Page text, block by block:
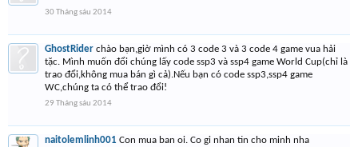
30 Tháng sáu 2014
GhostRider chào bạn,giờ mình có 3 code 3 và 3 code 4 game vua hải
tặc. Mình muốn đổi chúng lấy code ssp3 và ssp4 game World Cup(chỉ là
trao đổi,không mua bán gì cả).Nếu bạn có code ssp3,ssp4 game
WC,chúng ta có thể trao đổi!
29 Tháng sáu 2014
naitolemlinh001 Con mua ban oi. Co gi nhan tin cho minh nha